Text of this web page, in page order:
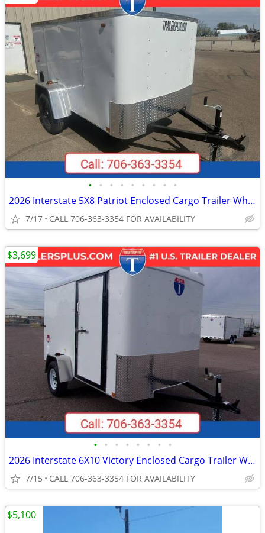
• • • • • • • • •
2026 Interstate 5X8 Patriot Enclosed Cargo Trailer White
7/17 CALL 706-363-3354 FOR AVAILABILITY
• • • • • • • •
2026 Interstate 6X10 Victory Enclosed Cargo Trailer White
7/15 CALL 706-363-3354 FOR AVAILABILITY
$3,699
$5,100